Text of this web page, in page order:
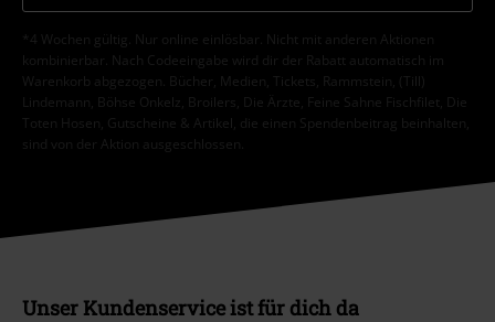
*4 Wochen gültig. Nur online einlösbar. Nicht mit anderen Aktionen
kombinierbar. Nach Codeeingabe wird dir der Rabatt automatisch im
Warenkorb abgezogen. Bücher, Medien, Tickets, Rammstein, (Till)
Lindemann, Böhse Onkelz, Broilers, Die Ärzte, Feine Sahne Fischfilet, Die
Toten Hosen, Gutscheine & Artikel, die einen Spendenbeitrag beinhalten,
sind von der Aktion ausgeschlossen.
Unser Kundenservice ist für dich da